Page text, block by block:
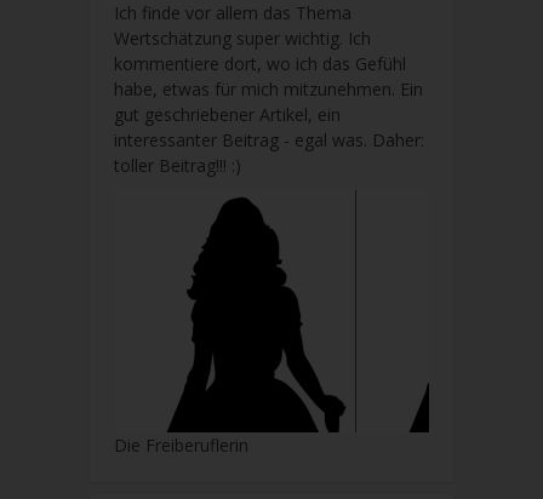
Ich finde vor allem das Thema
Wertschätzung super wichtig. Ich
kommentiere dort, wo ich das Gefühl
habe, etwas für mich mitzunehmen. Ein
gut geschriebener Artikel, ein
interessanter Beitrag - egal was. Daher:
toller Beitrag!!! :)
Die Freiberuflerin